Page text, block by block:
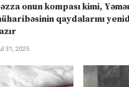
onun kompası kimi,
qaydalarını
31, 2025